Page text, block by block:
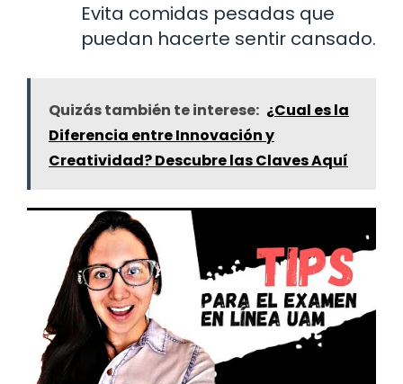
Evita comidas pesadas que
puedan hacerte sentir cansado.
Quizás también te interese: ¿Cual es la
Diferencia entre Innovación y
Creatividad? Descubre las Claves Aquí